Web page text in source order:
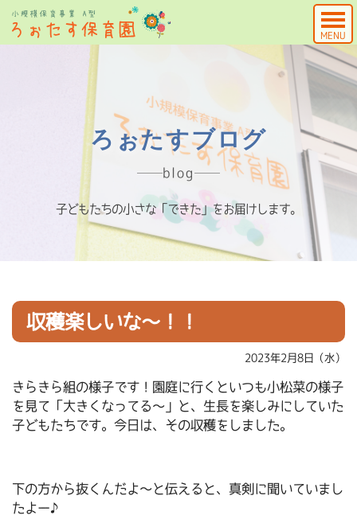
MENU
ろぉたすブログ
blog
子どもたちの小さな「できた」をお届けします。
収穫楽しいな～！！
2023年2月8日（水）
きらきら組の様子です！園庭に行くといつも小松菜の様子
を見て「大きくなってる～」と、生長を楽しみにしていた
子どもたちです。今日は、その収穫をしました。
下の方から抜くんだよ～と伝えると、真剣に聞いていまし
たよー♪